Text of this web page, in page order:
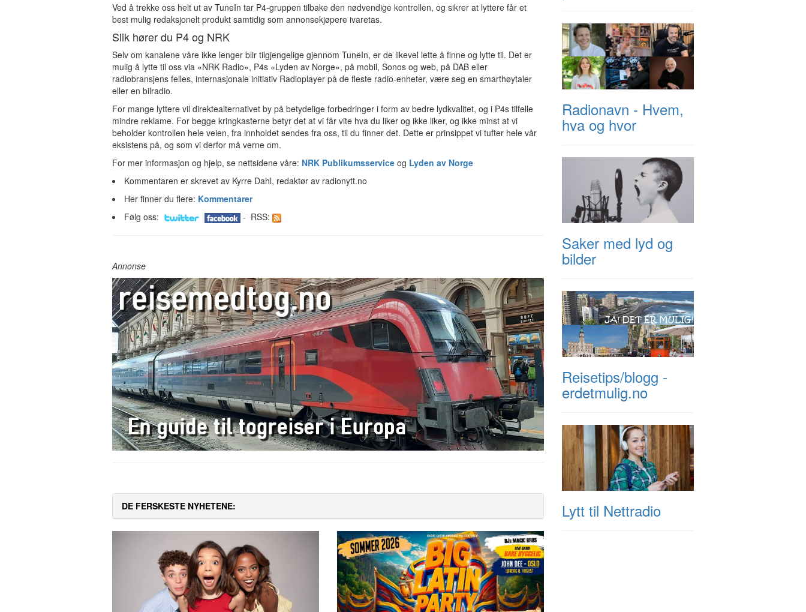
Ved å trekke oss helt ut av TuneIn tar P4-gruppen tilbake den nødvendige kontrollen, og sikrer at lyttere får et
best mulig redaksjonelt produkt samtidig som annonsekjøpere ivaretas.
Slik hører du P4 og NRK
Selv om kanalene våre ikke lenger blir tilgjengelige gjennom TuneIn, er de likevel lette å finne og lytte til. Det er
mulig å lytte til oss via «NRK Radio», P4s «Lyden av Norge», på mobil, Sonos og web, på DAB eller
radiobransjens felles, internasjonale initiativ Radioplayer på de fleste radio-enheter, være seg en smarthøytaler
eller en bilradio.
For mange lyttere vil direktealternativet by på betydelige forbedringer i form av bedre lydkvalitet, og i P4s tilfelle
mindre reklame. For begge kringkasterne betyr det at vi får vite hva du liker og ikke liker, og ikke minst at vi
beholder kontrollen hele veien, fra innholdet sendes fra oss, til du finner det. Dette er prinsippet vi tufter hele vår
eksistens på, og som vi derfor må verne om.
For mer informasjon og hjelp, se nettsidene våre: NRK Publikumsservice og Lyden av Norge
Kommentaren er skrevet av Kyrre Dahl, redaktør av radionytt.no
Her finner du flere: Kommentarer
Følg oss:
- RSS:
Annonse
DE FERSKESTE NYHETENE:
Radionavn - Hvem,
hva og hvor
Saker med lyd og
bilder
Reisetips/blogg -
erdetmulig.no
Lytt til Nettradio